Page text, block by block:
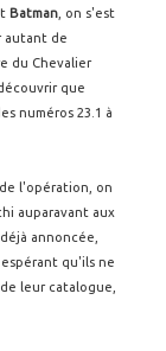
Batman , on s'est
autant de
du Chevalier
que
numéros 23.1 à
l'opération, on
auparavant aux
annoncée,
qu'ils ne
leur catalogue,